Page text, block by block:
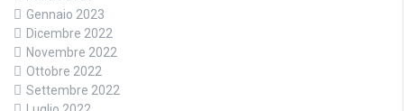
Gennaio 2023
Dicembre 2022
Novembre 2022
Ottobre 2022
Settembre 2022